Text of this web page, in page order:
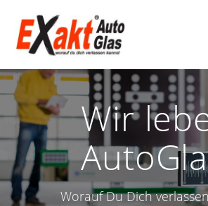
Wir
Worauf Du Dich